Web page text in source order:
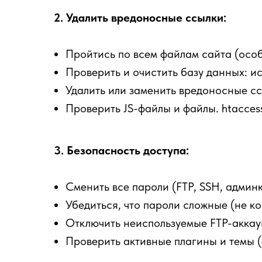
2. Удалить вредоносные ссылки:
Пройтись по всем файлам сайта
Проверить и очистить базу данных:
Удалить или заменить вредоносные
Проверить JS-файлы и файлы.
3. Безопасность доступа:
Сменить все пароли (FTP, SSH,
Убедиться, что пароли сложные (не
Отключить неиспользуемые FTP-
Проверить активные плагины и темы